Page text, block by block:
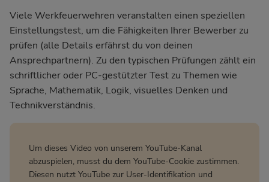
Viele Werkfeuerwehren veranstalten einen speziellen
Einstellungstest, um die Fähigkeiten Ihrer Bewerber zu
prüfen (alle Details erfährst du von deinen
Ansprechpartnern). Zu den typischen Prüfungen zählt ein
schriftlicher oder PC-gestützter Test zu Themen wie
Sprache, Mathematik, Logik, visuelles Denken und
Technikverständnis.
Um dieses Video von unserem YouTube-Kanal
abzuspielen, musst du dem YouTube-Cookie zustimmen.
Diesen nutzt YouTube zur User-Identifikation und